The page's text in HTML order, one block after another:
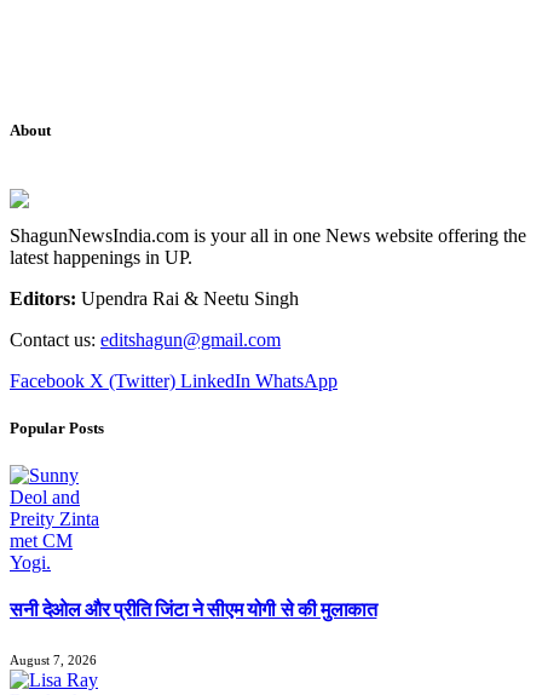
About
ShagunNewsIndia.com is your all in one News website offering the
latest happenings in UP.
Editors: Upendra Rai & Neetu Singh
Contact us: editshagun@gmail.com
Facebook X (Twitter) LinkedIn WhatsApp
Popular Posts
सनी देओल और प्रीति जिंटा ने सीएम योगी से की मुलाकात
August 7, 2026